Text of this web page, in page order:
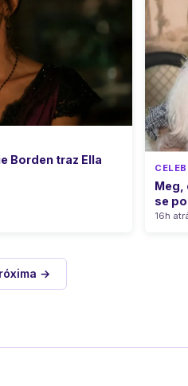
Borden traz Ella
Meg,
se
16h
→